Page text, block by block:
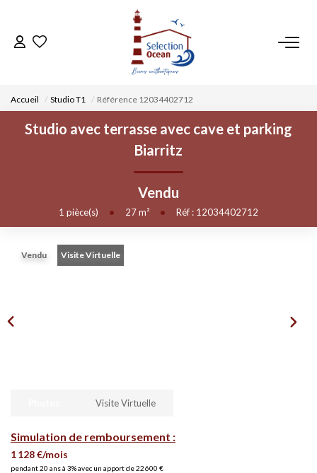
ACCUEIL
NOS BIENS
VENDRE UN BIEN
DÉPOSEZ VOTRE RECHERCHE
Accueil Studio T1 Référence 12034402712
Studio avec terrasse avec cave et parking
Biarritz
Vendu
1 pièce(s) • 27m² • Réf : 12034402712
Vendu Visite Virtuelle
Simulation de remboursement :
1 128 €/mois
pendant 20 ans à 3% avec un apport de 22 600 €
Visite Virtuelle